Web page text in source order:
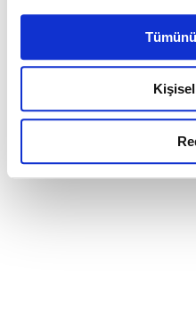
Ayarlar butonuna
Metnimizi ziyaret
6698 sayılı Kişisel Verilerin
okumak ve sitemizi
gerçekleştirilen veri işleme
detaylı bilgi almak için